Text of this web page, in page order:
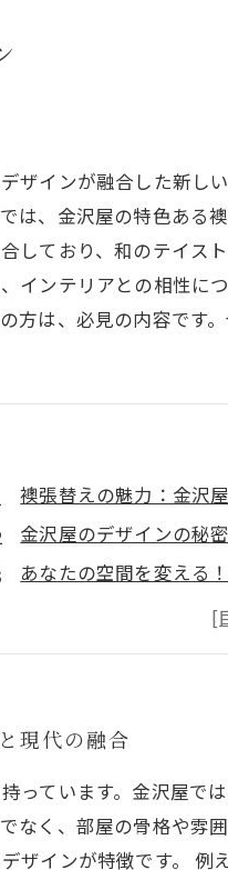
ザインが融合した新
は、金沢屋の特色あ
しており、和のテイス
インテリアとの相性
は、必見の内容です。
襖張替えの魅力：金沢
金沢屋のデザインの秘
あなたの空間を変える
襖張替えのプロセスを
金沢屋の襖でインテリ
金沢屋の襖で人気の秘
現代の融合
っています。金沢屋
なく、部屋の骨格や
ザインが特徴です。